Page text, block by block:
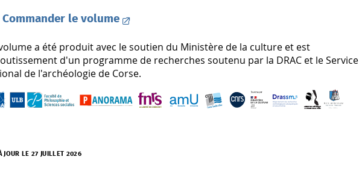
Commander le volume
a été produit avec le soutien du Ministère de la culture et est
d'un programme de recherches soutenu par la DRAC et le Service
de l'archéologie de Corse.
JOUR LE 27 JUILLET 2026